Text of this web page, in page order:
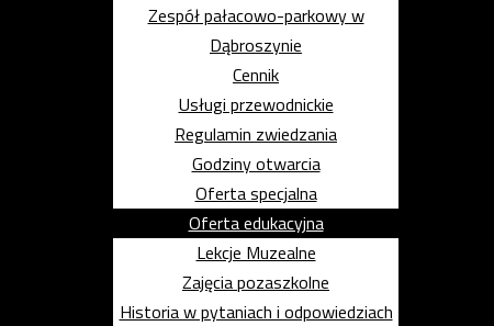
Zespół pałacowo-parkowy w
Dąbroszynie
Cennik
Usługi przewodnickie
Regulamin zwiedzania
Godziny otwarcia
Oferta specjalna
Oferta edukacyjna
Lekcje Muzealne
Zajęcia pozaszkolne
Historia w pytaniach i odpowiedziach